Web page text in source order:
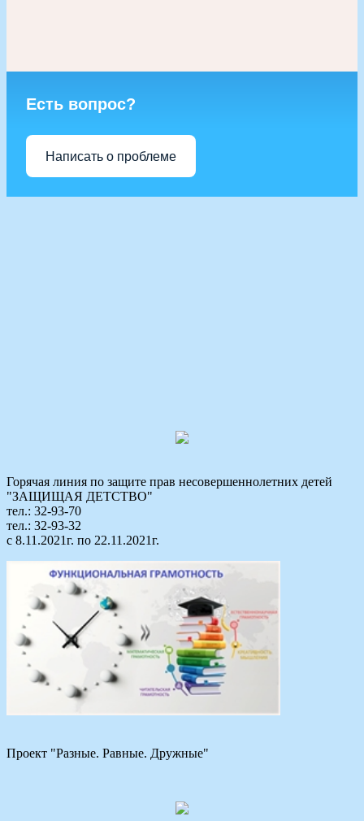
Есть вопрос?
Написать о проблеме
Горячая линия по защите прав несовершеннолетних детей
"ЗАЩИЩАЯ ДЕТСТВО"
тел.: 32-93-70
тел.: 32-93-32
с 8.11.2021г. по 22.11.2021г.
Проект "Разные. Равные. Дружные"